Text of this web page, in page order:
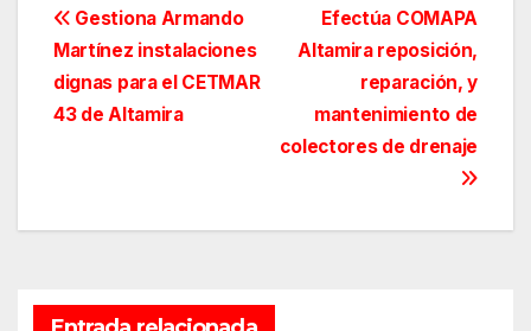
Navegación
de
entradas
Efectúa COMAPA
Altamira reposición,
reparación, y
mantenimiento de
colectores de drenaje
Gestiona Armando
Martínez instalaciones
dignas para el CETMAR
43 de Altamira